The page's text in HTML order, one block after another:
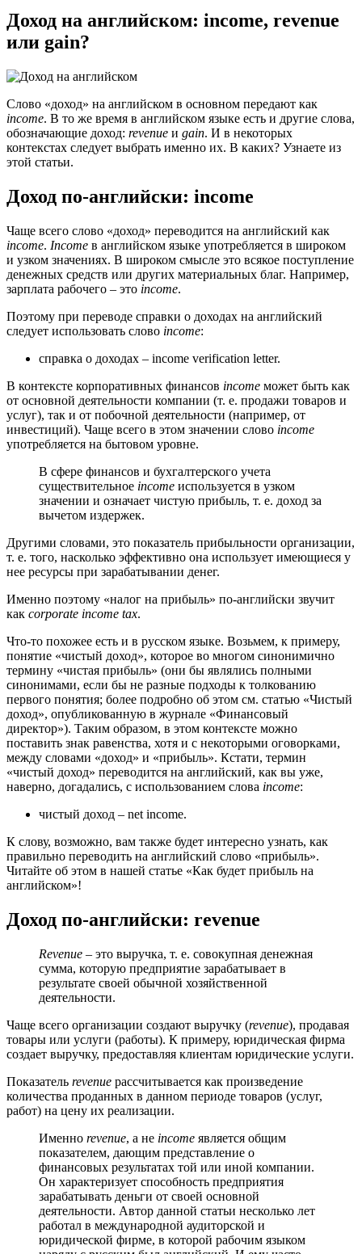
Доход на английском: income, revenue
или gain?
Слово «доход» на английском в основном передают как
income. В то же время в английском языке есть и другие слова,
обозначающие доход: revenue и gain. И в некоторых
контекстах следует выбрать именно их. В каких? Узнаете из
этой статьи.
Доход по-английски: income
Чаще всего слово «доход» переводится на английский как
income. Income в английском языке употребляется в широком
и узком значениях. В широком смысле это всякое поступление
денежных средств или других материальных благ. Например,
зарплата рабочего – это income.
Поэтому при переводе справки о доходах на английский
следует использовать слово income:
справка о доходах – income verification letter.
В контексте корпоративных финансов income может быть как
от основной деятельности компании (т. е. продажи товаров и
услуг), так и от побочной деятельности (например, от
инвестиций). Чаще всего в этом значении слово income
употребляется на бытовом уровне.
В сфере финансов и бухгалтерского учета
существительное income используется в узком
значении и означает чистую прибыль, т. е. доход за
вычетом издержек.
Другими словами, это показатель прибыльности организации,
т. е. того, насколько эффективно она использует имеющиеся у
нее ресурсы при зарабатывании денег.
Именно поэтому «налог на прибыль» по-английски звучит
как corporate income tax.
Что-то похожее есть и в русском языке. Возьмем, к примеру,
понятие «чистый доход», которое во многом синонимично
термину «чистая прибыль» (они бы являлись полными
синонимами, если бы не разные подходы к толкованию
первого понятия; более подробно об этом см. статью «Чистый
доход», опубликованную в журнале «Финансовый
директор»). Таким образом, в этом контексте можно
поставить знак равенства, хотя и с некоторыми оговорками,
между словами «доход» и «прибыль». Кстати, термин
«чистый доход» переводится на английский, как вы уже,
наверно, догадались, с использованием слова income:
чистый доход – net income.
К слову, возможно, вам также будет интересно узнать, как
правильно переводить на английский слово «прибыль».
Читайте об этом в нашей статье «Как будет прибыль на
английском»!
Доход по-английски: revenue
Revenue – это выручка, т. е. совокупная денежная
сумма, которую предприятие зарабатывает в
результате своей обычной хозяйственной
деятельности.
Чаще всего организации создают выручку (revenue), продавая
товары или услуги (работы). К примеру, юридическая фирма
создает выручку, предоставляя клиентам юридические услуги.
Показатель revenue рассчитывается как произведение
количества проданных в данном периоде товаров (услуг,
работ) на цену их реализации.
Именно revenue, а не income является общим
показателем, дающим представление о
финансовых результатах той или иной компании.
Он характеризует способность предприятия
зарабатывать деньги от своей основной
деятельности. Автор данной статьи несколько лет
работал в международной аудиторской и
юридической фирме, в которой рабочим языком